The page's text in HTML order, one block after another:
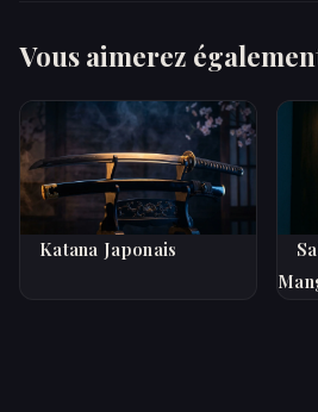
Vous aimerez
Katana Japonais